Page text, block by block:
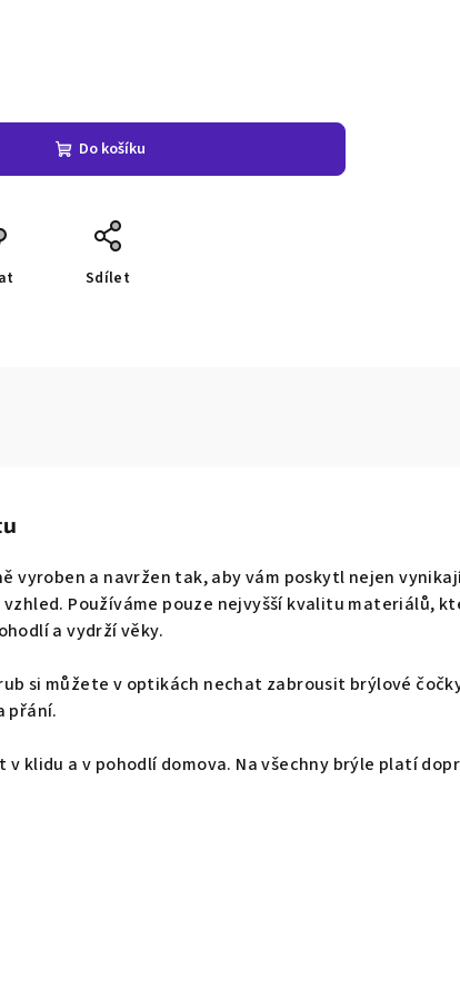
Do košíku
Sdílet
vyroben a navržen tak, aby vám poskytl nejen
Používáme pouze nejvyšší kvalitu materiálů,
a vydrží věky.
si můžete v optikách nechat zabrousit brýlové
přání.
klidu a v pohodlí domova. Na všechny brýle platí